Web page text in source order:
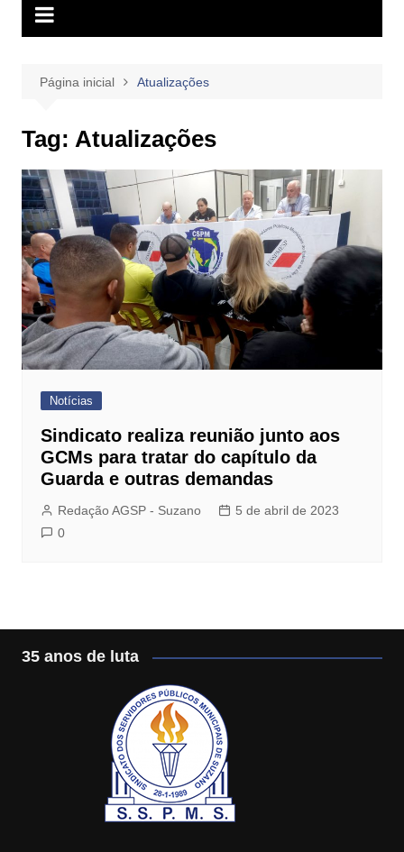
Página inicial Atualizações
Tag: Atualizações
Notícias
Sindicato realiza reunião junto aos
GCMs para tratar do capítulo da
Guarda e outras demandas
Redação AGSP - Suzano
5 de abril de 2023
0
35 anos de luta